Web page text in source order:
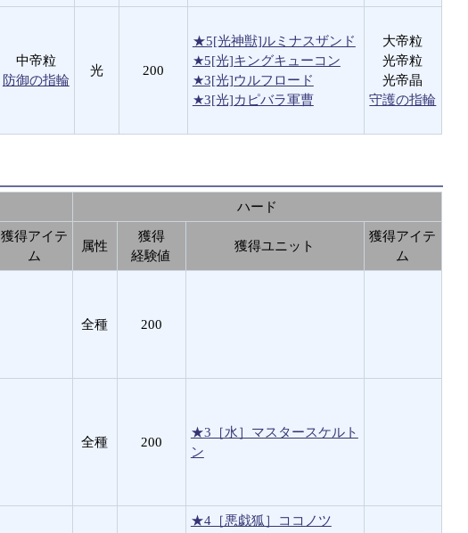
中帝粒
防御の指輪
光 200
★5[光神獣]ルミナスザンド
★5[光]キングキューコン
★3[光]ウルフロード
★3[光]カピバラ軍曹
大帝粒
光帝粒
光帝晶
守護の指輪
ハード
獲得アイテ
ム
属性
獲得
経験値
獲得ユニット
獲得アイテ
ム
全種 200
全種 200
★3［水］マスタースケルト
ン
★4［悪戯狐］ココノツ